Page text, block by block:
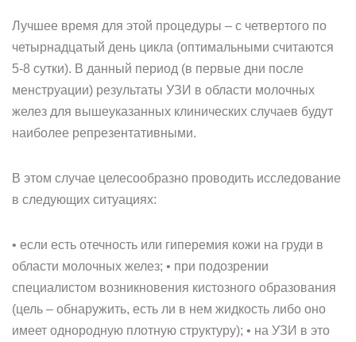
Лучшее время для этой процедуры – с четвертого по
четырнадцатый день цикла (оптимальными считаются
5-8 сутки). В данный период (в первые дни после
менструации) результаты УЗИ в области молочных
желез для вышеуказанных клинических случаев будут
наиболее репрезентативными.
В этом случае целесообразно проводить исследование
в следующих ситуациях:
• если есть отечность или гиперемия кожи на груди в
области молочных желез; • при подозрении
специалистом возникновения кистозного образования
(цель – обнаружить, есть ли в нем жидкость либо оно
имеет однородную плотную структуру); • на УЗИ в это